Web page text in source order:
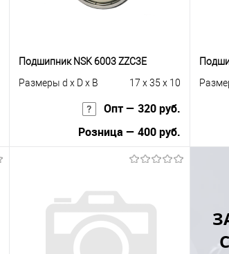
Подшипник NSK 6003 ZZC3E
Размеры d x D x B
17 x 35 x 10
Опт — 320 руб.
Розница — 400 руб.
Купить в 1 клик
К сравнению
В избранное
Под заказ
В